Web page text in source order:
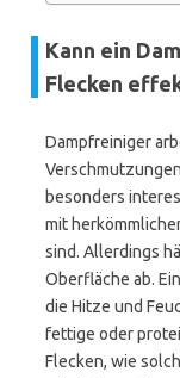
Kann ein
Flecken
Dampfreiniger
besonders
mit
sind. Allerdings
Oberfläche ab.
die Hitze und
fettige oder
Flecken, wie